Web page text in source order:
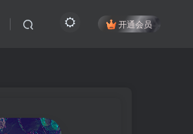
开通会员